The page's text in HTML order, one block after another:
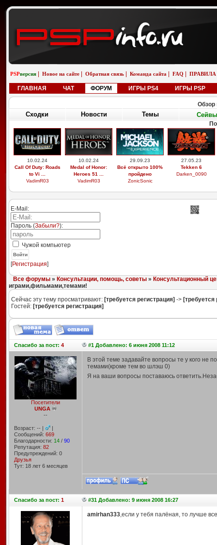
PSPверсия Новое на сайте Обратная связь Команда сайта FAQ ПРАВИЛА
ГЛАВНАЯ ЧАТ ФОРУМ ИГРЫ PS4 ИГРЫ PSP
Обзор
Сходки Новости Темы Сейвы
10.02.24
Call Of Duty: Roads
to Vi ...
VadimR03
10.02.24
Medal of Honor:
Heroes 51 ...
VadimR03
29.09.23
Всё открыто 100%
пройдено
ZonicSonic
27.05.23
Tekken 6
Darken_0090
E-Mail:
Пароль (Забыли?):
Чужой компьютер
Войти
[Регистрация]
Все форумы» Консультации, помощь, советы» Консультационный
играми,фильмами,темами!
Сейчас эту тему просматривают: [требуется регистрация] -> [требуется
Гостей: [требуется регистрация]
Спасибоза пост: 4 #1 Добавлено: 6 июня 2008 11:12
Посетители
UNGA
--
Возраст: -- |
|
Сообщений: 669
Благодарности: 14/ 90
Репутация: 82
Предупреждений: 0
Друзья
Тут: 18 лет 6 месяцев
В этой теме задавайте вопросы те у кого не
темами(кроме тем во шлэш 0)
Я на ваши вопросы поставаюсь
Спасибоза пост: 1 #31 Добавлено: 9 июня 2008 16:27
amirhan333,если у тебя палёная, то лучше